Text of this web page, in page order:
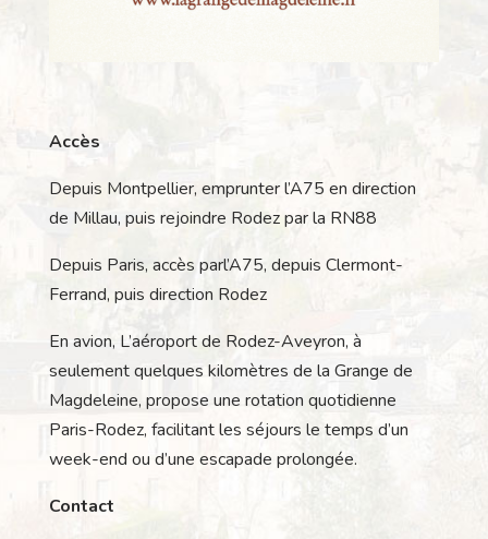
Accès
Depuis Montpellier, emprunter l’A75 en direction
de Millau, puis rejoindre Rodez par la RN88
Depuis Paris, accès parl’A75, depuis Clermont-
Ferrand, puis direction Rodez
En avion, L’aéroport de Rodez-Aveyron, à
seulement quelques kilomètres de la Grange de
Magdeleine, propose une rotation quotidienne
Paris-Rodez, facilitant les séjours le temps d’un
week-end ou d’une escapade prolongée.
Contact